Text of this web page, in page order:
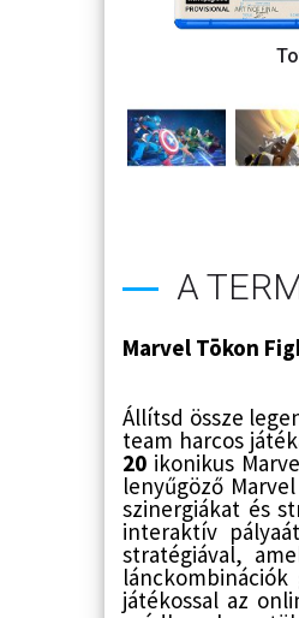
A
Marvel Tōkon
Állítsd össze
team harcos
20 ikonikus
lenyűgöző
szinergiákat és
interaktív
stratégiával,
játékossal az